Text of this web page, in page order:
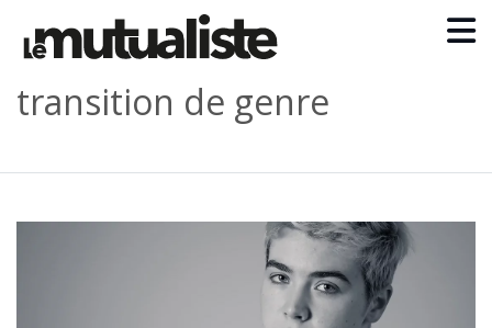
transition de genre